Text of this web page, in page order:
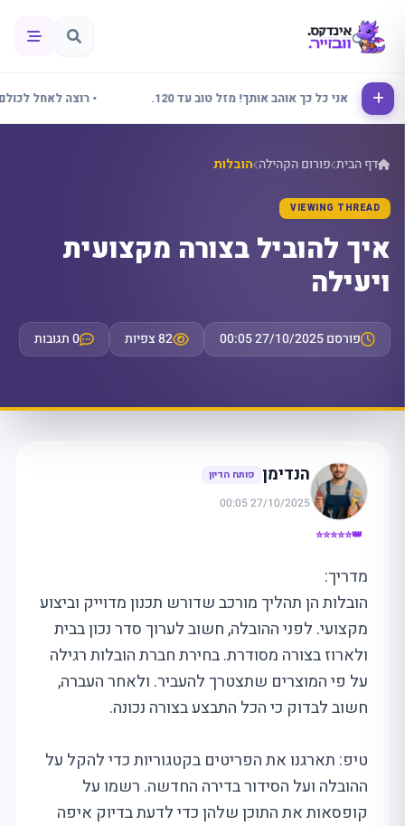
אני כל כך אוהב אותך! מזל טוב עד 120. • רוצה לאחל לכולם
דף הבית פורום הקהילה הובלות
VIEWING THREAD
איך להוביל בצורה מקצועית
ויעילה
פורסם 27/10/2025 00:05 82 צפיות 0 תגובות
👑⭐⭐⭐⭐⭐
הנדימן פותח הדיון
27/10/2025 00:05
מדריך:
הובלות הן תהליך מורכב שדורש תכנון מדוייק וביצוע
מקצועי. לפני ההובלה, חשוב לערוך סדר נכון בבית
ולארוז בצורה מסודרת. בחירת חברת הובלות רגילה
על פי המוצרים שתצטרך להעביר. ולאחר העברה,
חשוב לבדוק כי הכל התבצע בצורה נכונה.
טיפ: תארגנו את הפריטים בקטגוריות כדי להקל על
ההובלה ועל הסידור בדירה החדשה. רשמו על
קופסאות את התוכן שלהן כדי לדעת בדיוק איפה